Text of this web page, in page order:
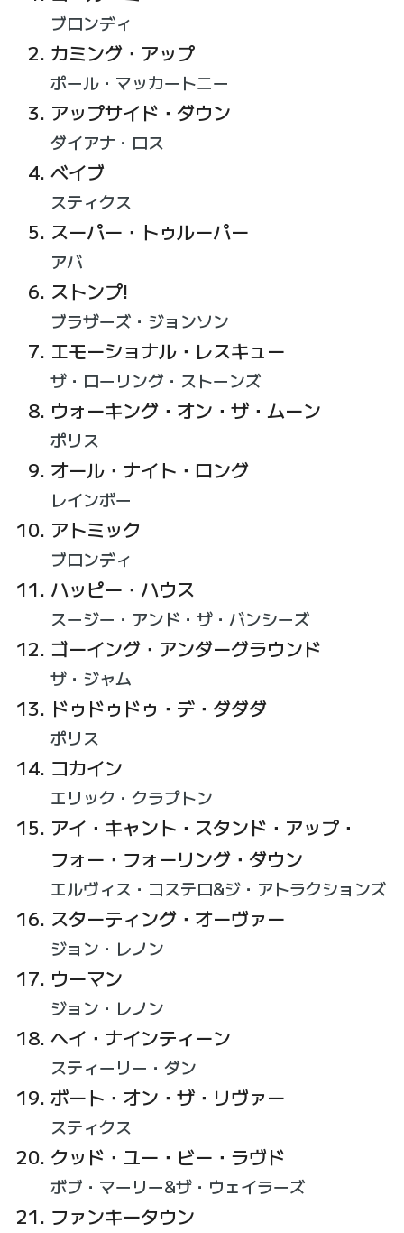
ブロンディ
カミング・アップ
ポール・マッカートニー
アップサイド・ダウン
ダイアナ・ロス
ベイブ
スティクス
スーパー・トゥルーパー
アバ
ストンプ!
ブラザーズ・ジョンソン
エモーショナル・レスキュー
ザ・ローリング・ストーンズ
ウォーキング・オン・ザ・ムーン
ポリス
オール・ナイト・ロング
レインボー
アトミック
ブロンディ
ハッピー・ハウス
スージー・アンド・ザ・バンシーズ
ゴーイング・アンダーグラウンド
ザ・ジャム
ドゥドゥドゥ・デ・ダダダ
ポリス
コカイン
エリック・クラプトン
アイ・キャント・スタンド・アップ・
フォー・フォーリング・ダウン
エルヴィス・コステロ&ジ・アトラクションズ
スターティング・オーヴァー
ジョン・レノン
ウーマン
ジョン・レノン
ヘイ・ナインティーン
スティーリー・ダン
ボート・オン・ザ・リヴァー
スティクス
クッド・ユー・ビー・ラヴド
ボブ・マーリー&ザ・ウェイラーズ
ファンキータウン